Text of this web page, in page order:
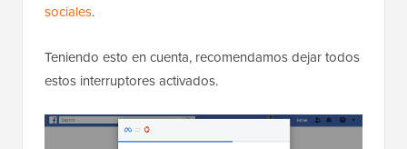
sociales.
Teniendo esto en cuenta, recomendamos dejar todos
estos interruptores activados.